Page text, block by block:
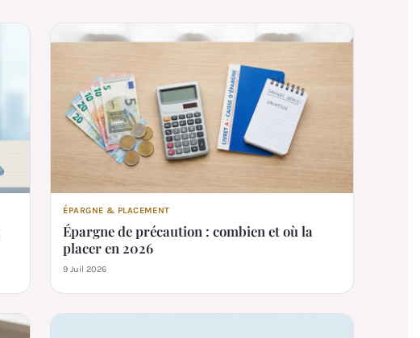
ÉPARGNE & PLACEMENT
Épargne de précaution : combien et où la
placer en 2026
9 Juil 2026